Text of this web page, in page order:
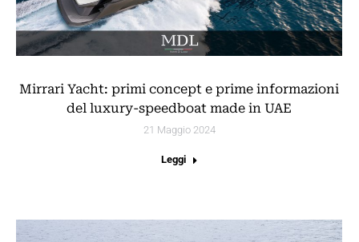
Mirrari Yacht: primi concept e prime informazioni
del luxury-speedboat made in UAE
21 Maggio 2024
Leggi